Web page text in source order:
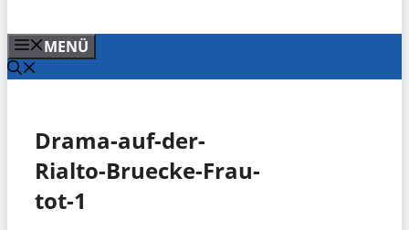
MENÜ
Drama-auf-der-
Rialto-Bruecke-Frau-
tot-1